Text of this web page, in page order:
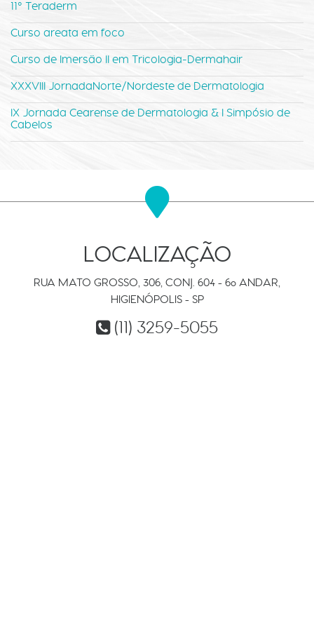
11º Teraderm
Curso areata em foco
Curso de Imersão II em Tricologia-Dermahair
XXXVIII JornadaNorte/Nordeste de Dermatologia
IX Jornada Cearense de Dermatologia & I Simpósio de
Cabelos
LOCALIZAÇÃO
RUA MATO GROSSO, 306, CONJ. 604 - 6º ANDAR,
HIGIENÓPOLIS - SP
(11) 3259-5055